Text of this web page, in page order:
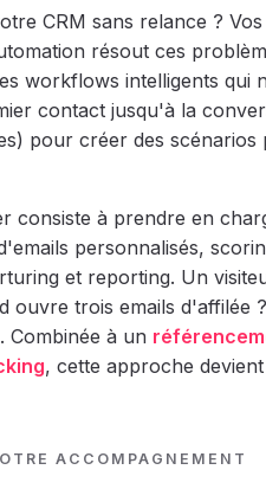
CRM sans relance ?
résout ces
workflows intelligents qui
contact jusqu'à la
pour créer des scénarios
consiste à prendre en
personnalisés,
et reporting. Un
ouvre trois emails d'affilée
Combinée à un
, cette approche
ACCOMPAGNEMENT